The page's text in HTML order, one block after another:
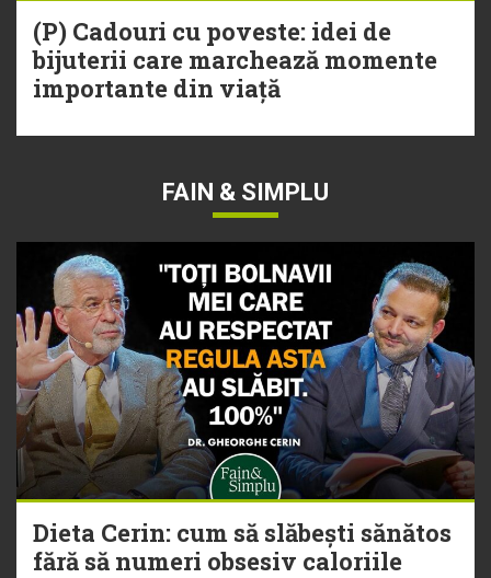
(P) Cadouri cu poveste: idei de
bijuterii care marchează momente
importante din viață
FAIN & SIMPLU
Dieta Cerin: cum să slăbești sănătos
fără să numeri obsesiv caloriile